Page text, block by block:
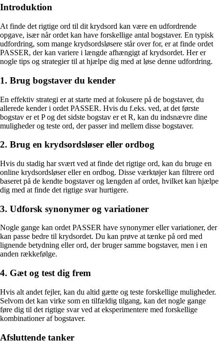
Introduktion
At finde det rigtige ord til dit krydsord kan være en udfordrende
opgave, især når ordet kan have forskellige antal bogstaver. En typisk
udfordring, som mange krydsordsløsere står over for, er at finde ordet
PASSER, der kan variere i længde afhængigt af krydsordet. Her er
nogle tips og strategier til at hjælpe dig med at løse denne udfordring.
1. Brug bogstaver du kender
En effektiv strategi er at starte med at fokusere på de bogstaver, du
allerede kender i ordet PASSER. Hvis du f.eks. ved, at det første
bogstav er et P og det sidste bogstav er et R, kan du indsnævre dine
muligheder og teste ord, der passer ind mellem disse bogstaver.
2. Brug en krydsordsløser eller ordbog
Hvis du stadig har svært ved at finde det rigtige ord, kan du bruge en
online krydsordsløser eller en ordbog. Disse værktøjer kan filtrere ord
baseret på de kendte bogstaver og længden af ordet, hvilket kan hjælpe
dig med at finde det rigtige svar hurtigere.
3. Udforsk synonymer og variationer
Nogle gange kan ordet PASSER have synonymer eller variationer, der
kan passe bedre til krydsordet. Du kan prøve at tænke på ord med
lignende betydning eller ord, der bruger samme bogstaver, men i en
anden rækkefølge.
4. Gæt og test dig frem
Hvis alt andet fejler, kan du altid gætte og teste forskellige muligheder.
Selvom det kan virke som en tilfældig tilgang, kan det nogle gange
føre dig til det rigtige svar ved at eksperimentere med forskellige
kombinationer af bogstaver.
Afsluttende tanker